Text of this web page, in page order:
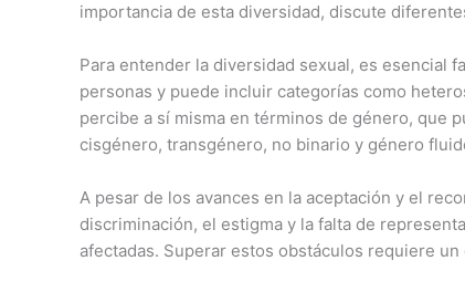
importancia de esta diversidad, discute
Para entender la diversidad sexual, es esencial
personas y puede incluir categorías como
percibe a sí misma en términos de género, que
cisgénero, transgénero, no binario y género
A pesar de los avances en la aceptación y el
discriminación, el estigma y la falta de
afectadas. Superar estos obstáculos requiere